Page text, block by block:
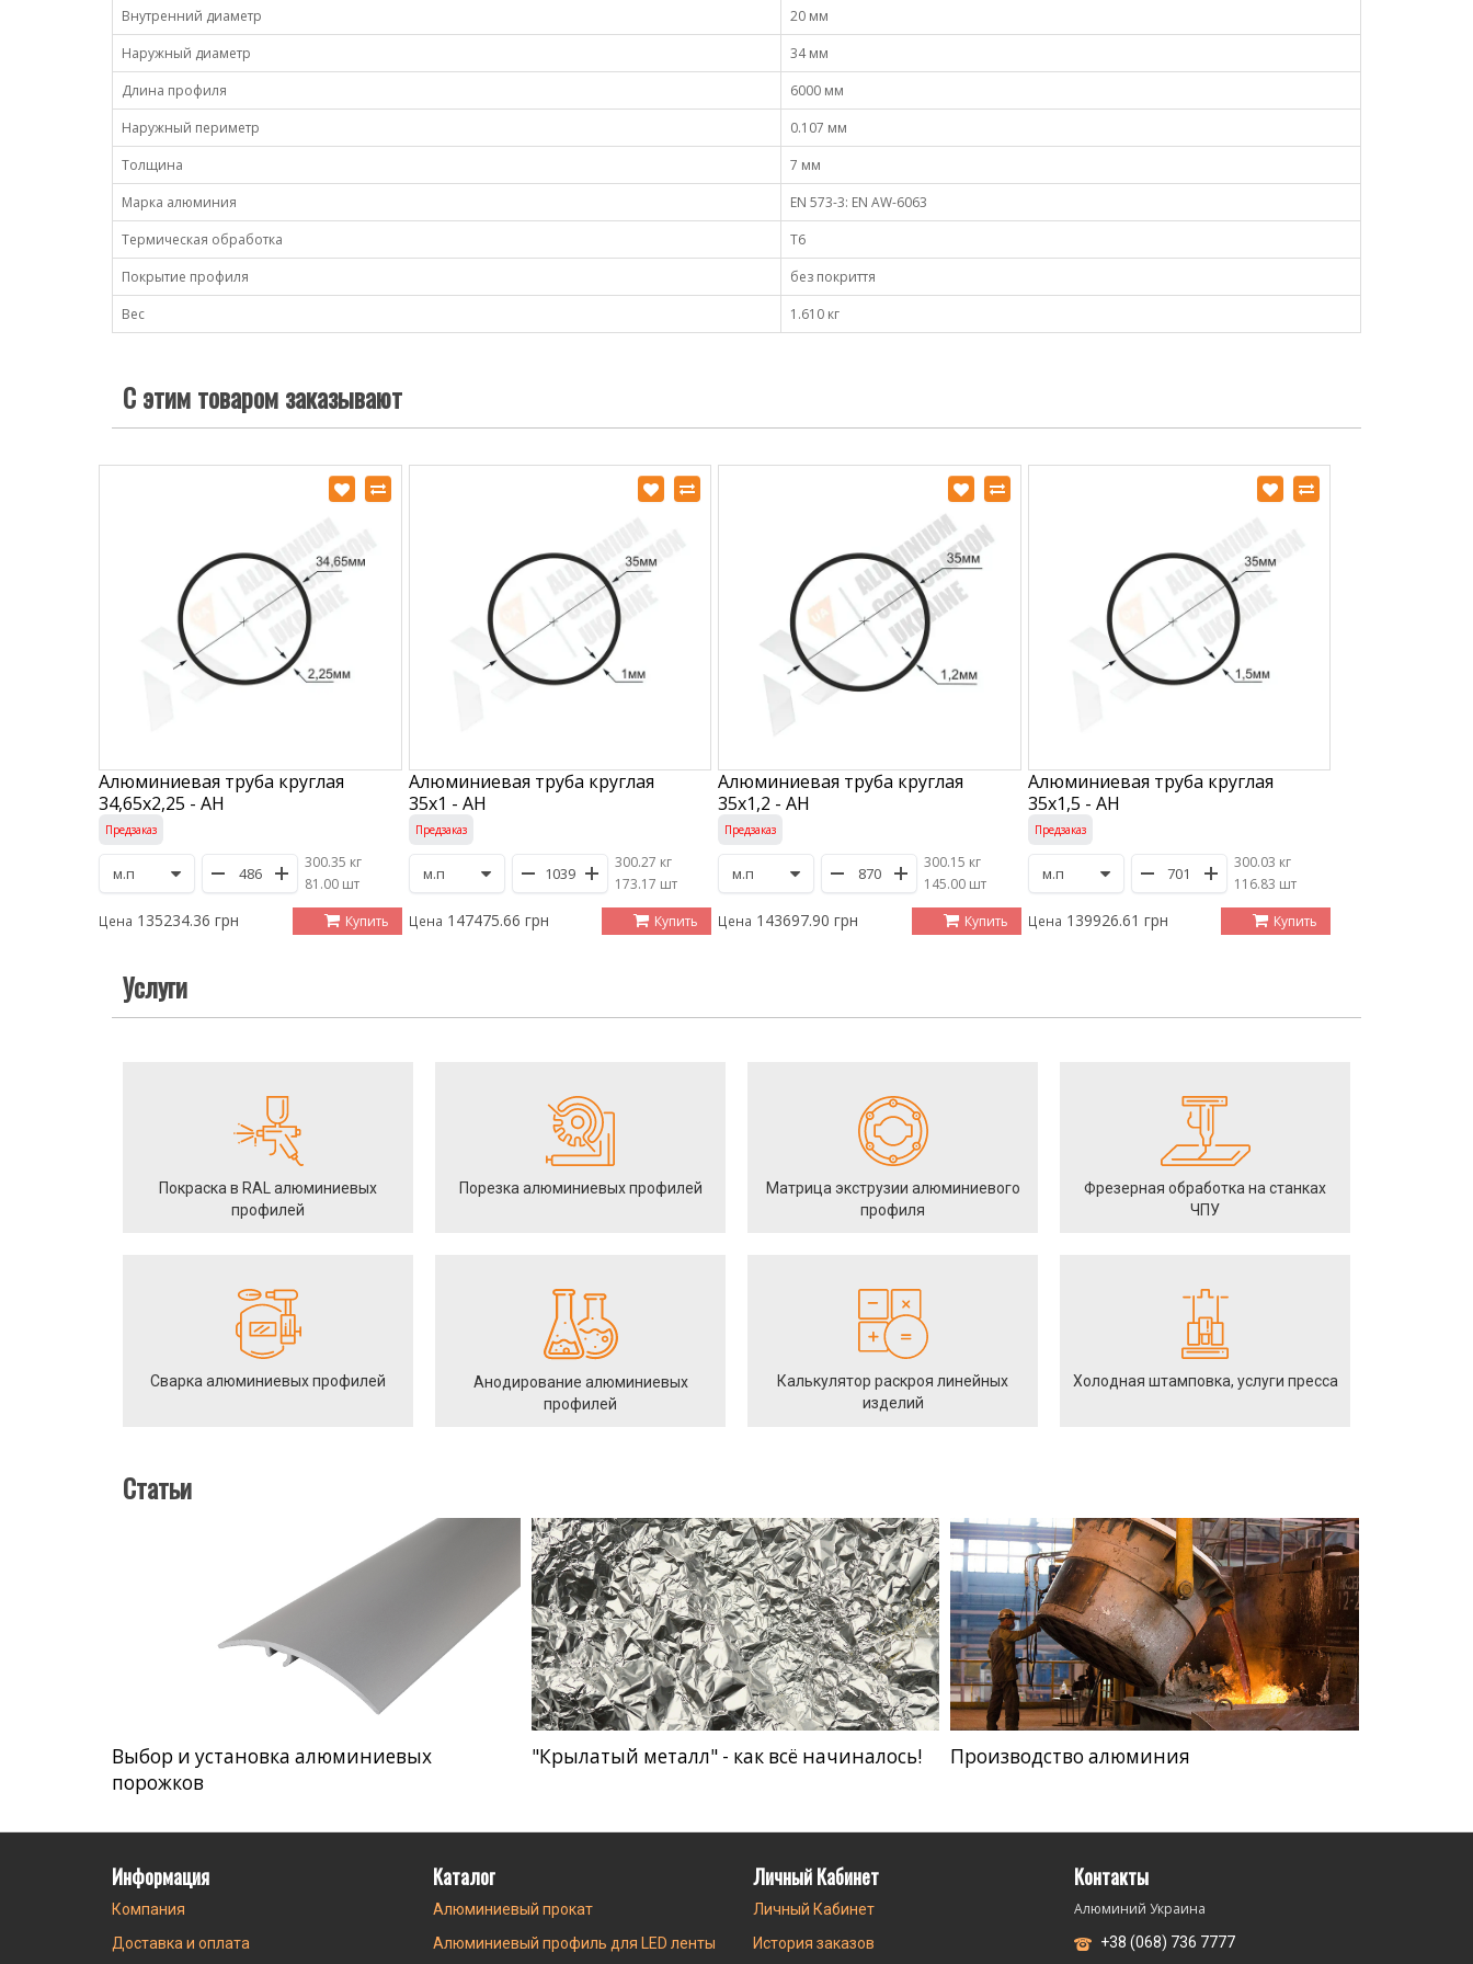
Внутренний диаметр
20 мм
Наружный диаметр
34 мм
Длина профиля
6000 мм
Наружный периметр
0.107 мм
Толщина
7 мм
Марка алюминия
EN 573-3: EN AW-6063
Термическая обработка
Т6
Покрытие профиля
без покриття
Вес
1.610 кг
С этим товаром заказывают
Алюминиевая труба круглая
34,65х2,25 - АН
Предзаказ
300.35 кг
/81.00 шт
Цена 135234.36 грн Купить
Алюминиевая труба круглая
35х1 - АН
Предзаказ
300.27 кг
/173.17 шт
Цена 147475.66 грн Купить
Алюминиевая труба круглая
35х1,2 - АН
Предзаказ
300.15 кг
/145.00 шт
Цена 143697.90 грн Купить
Алюминиевая труба круглая
35х1,5 - АН
Предзаказ
300.03 кг
/116.83 шт
Цена 139926.61 грн Купить
Услуги
Покраска в RAL алюминиевых
профилей
Порезка алюминиевых профилей
Матрица экструзии алюминиевого
профиля
Фрезерная обработка на станках
ЧПУ
Сварка алюминиевых профилей
Анодирование алюминиевых
профилей
Калькулятор раскроя линейных
изделий
Холодная штамповка, услуги пресса
Статьи
Выбор и установка алюминиевых
порожков
"Крылатый металл" - как всё начиналось! Производство алюминия
Информация
Компания
Доставка и оплата
Каталог
Алюминиевый прокат
Алюминиевый профиль для LED ленты
Личный Кабинет
Личный Кабинет
История заказов
Контакты
Алюминий Украина
+38 (068) 736 7777